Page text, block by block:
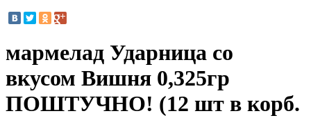
мармелад Ударница со
вкусом Вишня 0,325гр
ПОШТУЧНО! (12 шт в корб.